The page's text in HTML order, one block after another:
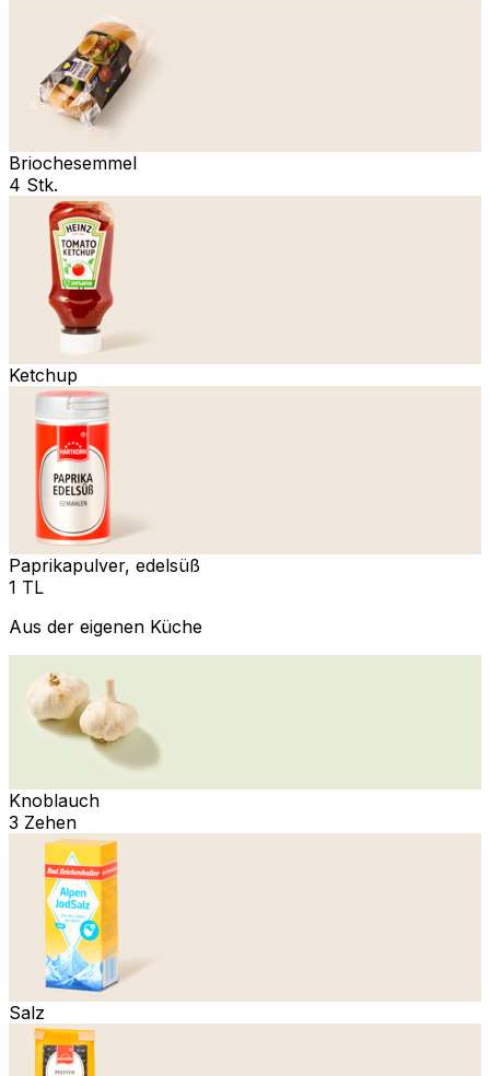
Briochesemmel
4 Stk.
Ketchup
Paprikapulver, edelsüß
1 TL
Aus der eigenen Küche
Knoblauch
3 Zehen
Salz